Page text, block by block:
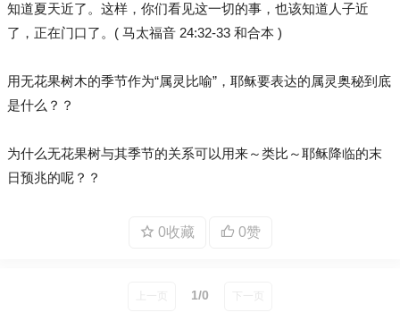
知道夏天近了。这样，你们看见这一切的事，也该知道人子近
了，正在门口了。( 马太福音 24:32-33 和合本 )
用无花果树木的季节作为“属灵比喻”，耶稣要表达的属灵奥秘到底
是什么？？
为什么无花果树与其季节的关系可以用来～类比～耶稣降临的末
日预兆的呢？？
0收藏 0赞
1/0